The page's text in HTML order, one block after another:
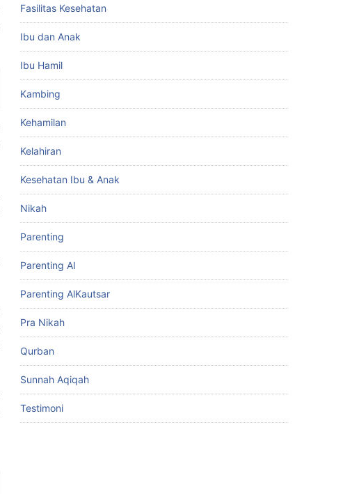
Fasilitas Kesehatan
Ibu dan Anak
Ibu Hamil
Kambing
Kehamilan
Kelahiran
Kesehatan Ibu & Anak
Nikah
Parenting
Parenting AI
Parenting AlKautsar
Pra Nikah
Qurban
Sunnah Aqiqah
Testimoni